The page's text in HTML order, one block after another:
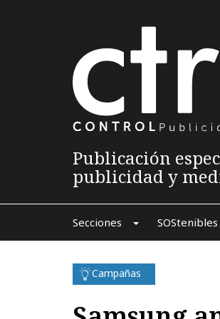
Publicación
publicidad y
Secciones SOStenibles
Campañas